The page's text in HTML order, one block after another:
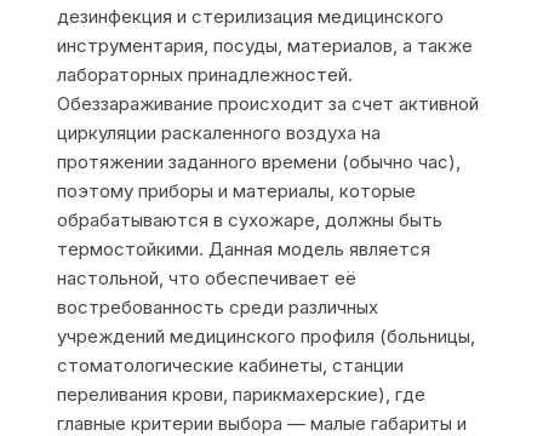
дезинфекция и стерилизация медицинского
инструментария, посуды, материалов, а также
лабораторных принадлежностей.
Обеззараживание происходит за счет активной
циркуляции раскаленного воздуха на
протяжении заданного времени (обычно час),
поэтому приборы и материалы, которые
обрабатываются в сухожаре, должны быть
термостойкими. Данная модель является
настольной, что обеспечивает её
востребованность среди различных
учреждений медицинского профиля (больницы,
стоматологические кабинеты, станции
переливания крови, парикмахерские), где
главные критерии выбора — малые габариты и